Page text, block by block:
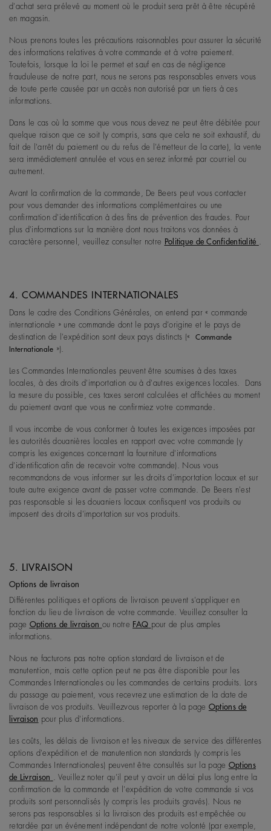
d'achat sera prélevé au moment où le produit sera prêt à être récupéré
en magasin.
Nous prenons toutes les précautions raisonnables pour assurer la sécurité
des informations relatives à votre commande et à votre paiement.
Toutefois, lorsque la loi le permet et sauf en cas de négligence
frauduleuse de notre part, nous ne serons pas responsables envers vous
de toute perte causée par un accès non autorisé par un tiers à ces
informations.
Dans le cas où la somme que vous nous devez ne peut être débitée pour
quelque raison que ce soit (y compris, sans que cela ne soit exhaustif, du
fait de l'arrêt du paiement ou du refus de l'émetteur de la carte), la vente
sera immédiatement annulée et vous en serez informé par courriel ou
autrement.
Avant la confirmation de la commande, De Beers peut vous contacter
pour vous demander des informations complémentaires ou une
confirmation d'identification à des fins de prévention des fraudes. Pour
plus d'informations sur la manière dont nous traitons vos données à
caractère personnel, veuillez consulter notre
Politique de Confidentialité
4. COMMANDES INTERNATIONALES
Dans le cadre des Conditions Générales, on entend par « commande
internationale » une commande dont le pays d’origine et le pays de
destination de l'expédition sont deux pays distincts («Commande
Internationale »).
Les Commandes Internationales peuvent être soumises à des taxes
locales, à des droits d'importation ou à d'autres exigences locales. Dans
la mesure du possible, ces taxes seront calculées et affichées au moment
du paiement avant que vous ne confirmiez votre commande.
Il vous incombe de vous conformer à toutes les exigences imposées par
les autorités douanières locales en rapport avec votre commande (y
compris les exigences concernant la fourniture d'informations
d'identification afin de recevoir votre commande). Nous vous
recommandons de vous informer sur les droits d'importation locaux et sur
toute autre exigence avant de passer votre commande. De Beers n'est
pas responsable si les douaniers locaux confisquent vos produits ou
imposent des droits d'importation sur vos produits.
5. LIVRAISON
Options de livraison
Différentes politiques et options de livraison peuvent s'appliquer en
fonction du lieu de livraison de votre commande. Veuillez consulter la
page Options de livraison ou notre FAQ pour de plus amples
informations.
Nous ne facturons pas notre option standard de livraison et de
manutention, mais cette option peut ne pas être disponible pour les
Commandes Internationales ou les commandes de certains produits. Lors
du passage au paiement, vous recevrez une estimation de la date de
livraison de vos produits. Veuillezvous reporter à la page Options de
livraison pour plus d'informations.
Les coûts, les délais de livraison et les niveaux de service des différentes
options d'expédition et de manutention non standards (y compris les
Commandes Internationales) peuvent être consultés sur la page Options
de Livraison
. Veuillez noter qu'il peut y avoir un délai plus long entre la
confirmation de la commande et l'expédition de votre commande si vos
produits sont personnalisés (y compris les produits gravés). Nous ne
serons pas responsables si la livraison des produits est empêchée ou
retardée par un événement indépendant de notre volonté (par exemple,